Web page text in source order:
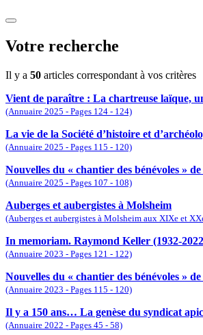
Votre recherche
Il y a 50 articles correspondant à vos critères
Vient de paraître : La chartreuse laïque,
(Annuaire 2025 - Pages 124 - 124)
La vie de la Société d’histoire et
(Annuaire 2025 - Pages 115 - 120)
Nouvelles du « chantier des bénévoles »
(Annuaire 2025 - Pages 107 - 108)
Auberges et aubergistes à Molsheim
(Auberges et aubergistes à Molsheim aux XIXe et
In memoriam. Raymond Keller (1932-
(Annuaire 2023 - Pages 121 - 122)
Nouvelles du « chantier des bénévoles »
(Annuaire 2023 - Pages 115 - 120)
Il y a 150 ans… La genèse du syndicat
(Annuaire 2022 - Pages 45 - 58)